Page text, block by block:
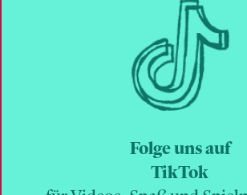
Folge uns auf
TikTok